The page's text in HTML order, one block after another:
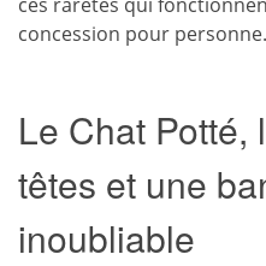
concession pour personne.
Le Chat Potté,
têtes et une
inoubliable